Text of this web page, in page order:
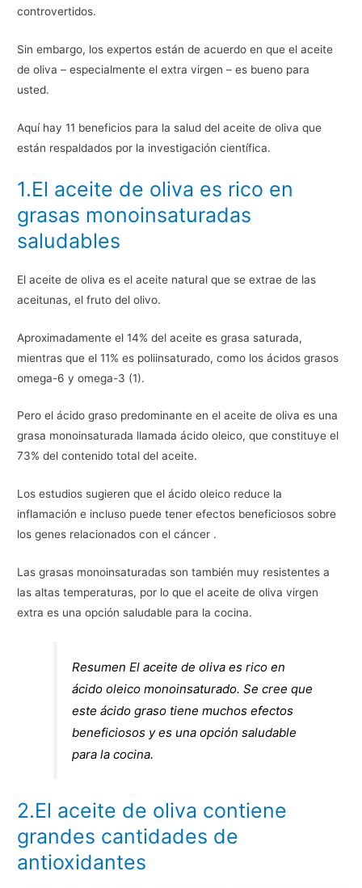
controvertidos.
Sin embargo, los expertos están de acuerdo en que el aceite
de oliva – especialmente el extra virgen – es bueno para
usted.
Aquí hay 11 beneficios para la salud del aceite de oliva que
están respaldados por la investigación científica.
1.El aceite de oliva es rico en
grasas monoinsaturadas
saludables
El aceite de oliva es el aceite natural que se extrae de las
aceitunas, el fruto del olivo.
Aproximadamente el 14% del aceite es grasa saturada,
mientras que el 11% es poliinsaturado, como los ácidos grasos
omega-6 y omega-3 (1).
Pero el ácido graso predominante en el aceite de oliva es una
grasa monoinsaturada llamada ácido oleico, que constituye el
73% del contenido total del aceite.
Los estudios sugieren que el ácido oleico reduce la
inflamación e incluso puede tener efectos beneficiosos sobre
los genes relacionados con el cáncer .
Las grasas monoinsaturadas son también muy resistentes a
las altas temperaturas, por lo que el aceite de oliva virgen
extra es una opción saludable para la cocina.
Resumen El aceite de oliva es rico en
ácido oleico monoinsaturado. Se cree que
este ácido graso tiene muchos efectos
beneficiosos y es una opción saludable
para la cocina.
2.El aceite de oliva contiene
grandes cantidades de
antioxidantes